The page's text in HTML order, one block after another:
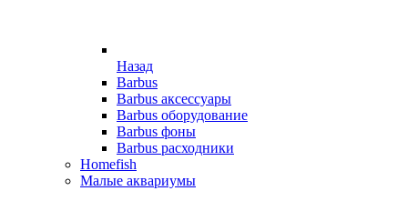
Назад
Barbus
Barbus аксессуары
Barbus оборудование
Barbus фоны
Barbus расходники
Homefish
Малые аквариумы